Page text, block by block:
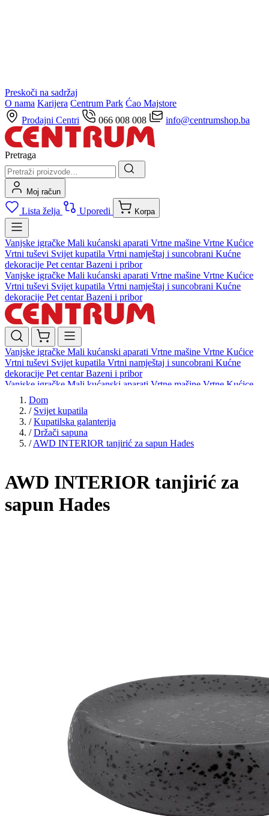
Preskoči na sadržaj
O nama Karijera Centrum Park Ćao Majstore
Prodajni Centri
066 008 008 info@centrumshop.ba
Pretraga
Moj račun
Lista želja Uporedi Korpa
Vanjske igračke Mali kućanski aparati Vrtne mašine Vrtne Kućice
Vrtni tuševi Svijet kupatila Vrtni namještaj i suncobrani Kućne
dekoracije Pet centarBazeni i pribor
Vanjske igračke Mali kućanski aparati Vrtne mašine Vrtne Kućice
Vrtni tuševi Svijet kupatila Vrtni namještaj i suncobrani Kućne
dekoracije Pet centarBazeni i pribor
Vanjske igračke Mali kućanski aparati Vrtne mašine Vrtne Kućice
Vrtni tuševi Svijet kupatila Vrtni namještaj i suncobrani Kućne
dekoracije Pet centarBazeni i pribor
Vanjske igračke Mali kućanski aparati Vrtne mašine Vrtne Kućice
Vrtni tuševi
dekoracijePet centar
Dom
/ Svijet kupatila
/ Kupatilska galanterija
/ Držači sapuna
/ AWD INTERIOR tanjirić za sapun Hades
AWD INTERIOR tanjirić za
sapun Hades